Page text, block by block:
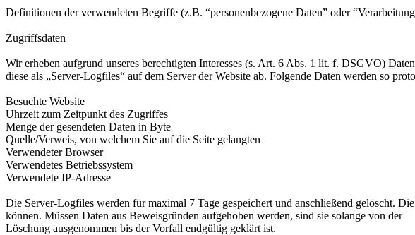
Definitionen der verwendeten Begriffe (z.B. “personenbezogene Daten” oder
Zugriffsdaten
Wir erheben aufgrund unseres berechtigten Interesses (s. Art. 6 Abs. 1 lit. f. DSGVO)
diese als „Server-Logfiles“ auf dem Server der Website ab. Folgende Daten werden so
Besuchte Website
Uhrzeit zum Zeitpunkt des Zugriffes
Menge der gesendeten Daten in Byte
Quelle/Verweis, von welchem Sie auf die Seite gelangten
Verwendeter Browser
Verwendetes Betriebssystem
Verwendete IP-Adresse
Die Server-Logfiles werden für maximal 7 Tage gespeichert und anschließend gelöscht.
können. Müssen Daten aus Beweisgründen aufgehoben werden, sind sie solange von der
Löschung ausgenommen bis der Vorfall endgültig geklärt ist.